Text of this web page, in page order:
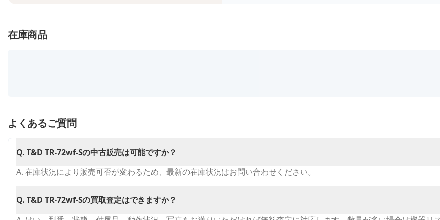
在庫商品
よくあるご質問
Q. T&D TR-72wf-Sの中古販売は可能ですか？
A. 在庫状況により販売可否が変わるため、最新の在庫状況はお問い合わせください。
Q. T&D TR-72wf-Sの買取査定はできますか？